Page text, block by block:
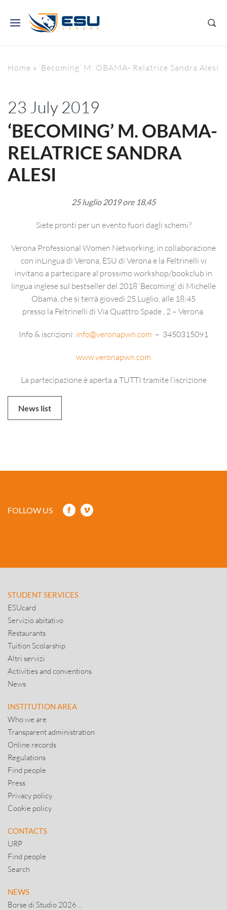
Home » ‘Becoming’ M. OBAMA- Relatrice Sandra Alesi
23 July 2019
‘BECOMING’ M. OBAMA-
RELATRICE SANDRA
ALESI
25 luglio 2019 ore 18,45
Siete pronti per un evento fuori dagli schemi?
Verona Professional Women Networking, in collaborazione
con inLingua di Verona, ESU di Verona e la Feltrinelli vi
invitano a partecipare al prossimo workshop/bookclub in
lingua inglese sul bestseller del 2018 ‘Becoming’ di Michelle
Obama, che si terrà giovedì 25 Luglio, alle 18:45
presso la Feltrinelli di Via Quattro Spade , 2 – Verona.
Info & iscrizioni: info@veronapwn.com – 3450315091
www.veronapwn.com
La partecipazione è aperta a TUTTI tramite l’iscrizione
News list
FOLLOW US
STUDENT SERVICES
ESUcard
Servizio abitativo
Restaurants
Tuition Scolarship
Altri servizi
Activities and conventions
News
INSTITUTION AREA
Who we are
Transparent administration
Online records
Regulations
Find people
Press
Privacy policy
Cookie policy
CONTACTS
URP
Find people
Search
NEWS
Borse di Studio 2026 ..